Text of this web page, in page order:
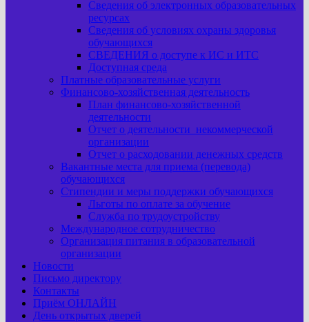
Сведения об электронных образовательных
ресурсах
Сведения об условиях охраны здоровья
обучающихся
СВЕДЕНИЯ о доступе к ИС и ИТС
Доступная среда
Платные образовательные услуги
Финансово-хозяйственная деятельность
План финансово-хозяйственной
деятельности
Отчет о деятельности некоммерческой
организации
Отчет о расходовании денежных средств
Вакантные места для приема (перевода)
обучающихся
Стипендии и меры поддержки обучающихся
Льготы по оплате за обучение
Служба по трудоустройству
Международное сотрудничество
Организация питания в образовательной
организации
Новости
Письмо директору
Контакты
Приём ОНЛАЙН
День открытых дверей